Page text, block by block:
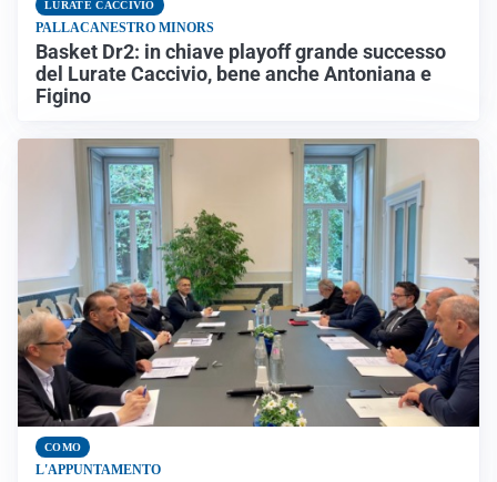
LURATE CACCIVIO
PALLACANESTRO MINORS
Basket Dr2: in chiave playoff grande successo
del Lurate Caccivio, bene anche Antoniana e
Figino
COMO
L'APPUNTAMENTO